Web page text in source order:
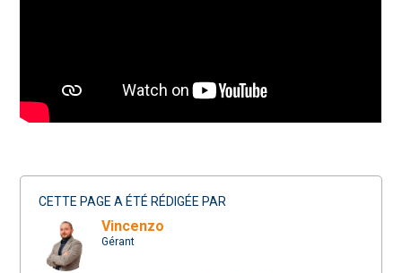
CETTE PAGE A ÉTÉ RÉDIGÉE PAR
Vincenzo
Gérant